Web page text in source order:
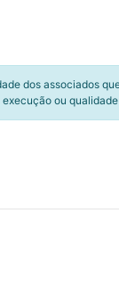
dos associados
ou